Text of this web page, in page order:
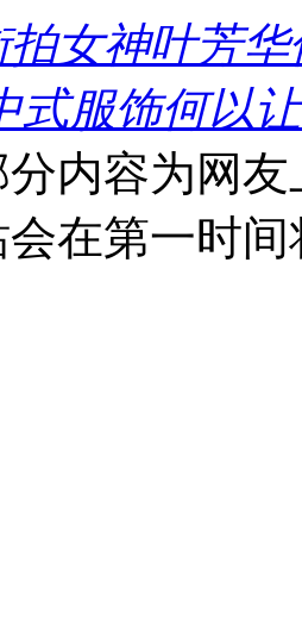
拍女神叶芳
式服饰何以
内容为网
在第一时